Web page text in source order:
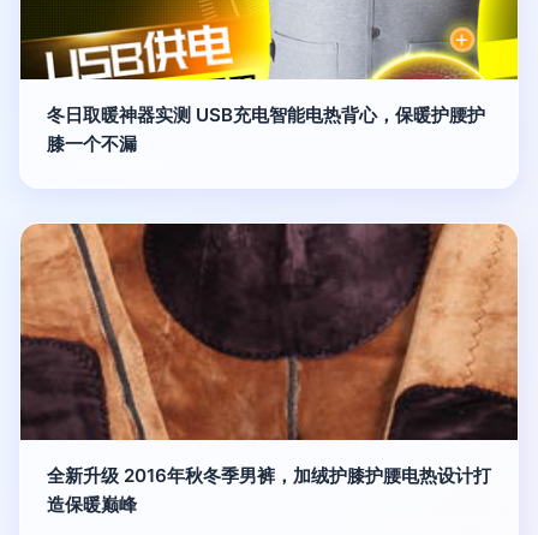
冬日取暖神器实测 USB充电智能电热背心，保暖护腰护
膝一个不漏
全新升级 2016年秋冬季男裤，加绒护膝护腰电热设计打
造保暖巅峰